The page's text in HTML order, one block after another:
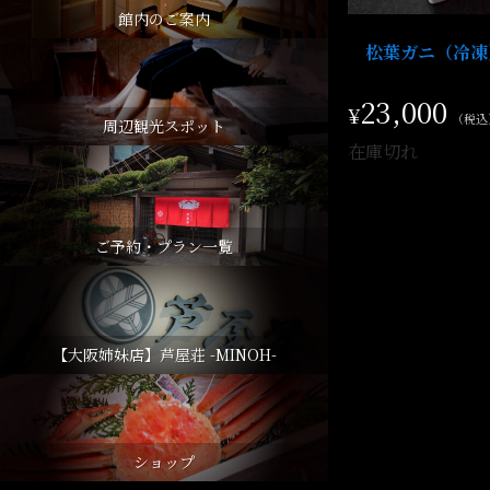
館内のご案内
周辺観光スポット
ご予約・プラン一覧
【大阪姉妹店】芦屋荘 -MINOH-
ショップ
松葉ガニ（冷
¥23,000 （税
在庫切れ